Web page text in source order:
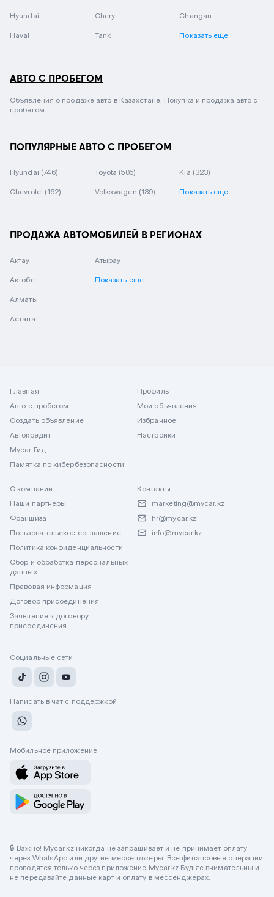
Hyundai Chery Changan
Haval Tank Показать еще
АВТО С ПРОБЕГОМ
Объявления о продаже авто в Казахстане. Покупка и продажа авто с
пробегом.
ПОПУЛЯРНЫЕ АВТО С ПРОБЕГОМ
Hyundai (746) Toyota (505) Kia (323)
Chevrolet (162) Volkswagen (139) Показать еще
ПРОДАЖА АВТОМОБИЛЕЙ В РЕГИОНАХ
Актау
Актобе
Алматы
Астана
Атырау
Показать еще
Главная
Авто с пробегом
Создать объявление
Автокредит
Mycar Гид
Памятка по кибербезопасности
Профиль
Мои объявления
Избранное
Настройки
О компании
Наши партнеры
Франшиза
Пользовательское соглашение
Политика конфиденциальности
Сбор и обработка персональных
данных
Правовая информация
Договор присоединения
Заявление к договору
присоединения
Контакты
marketing@mycar.kz
hr@mycar.kz
info@mycar.kz
Социальные сети
Написать в чат с поддержкой
Мобильное приложение
🔒 Важно! Mycar.kz никогда не запрашивает и не принимает оплату
через WhatsApp или другие мессенджеры. Все финансовые операции
проводятся только через приложение Mycar.kz Будьте внимательны и
не передавайте данные карт и оплату в мессенджерах.